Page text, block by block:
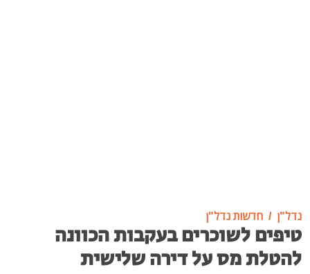
נדל"ן חדשות נדל"ן
טיפים לשוכרים בעקבות הכוונה
להטלת מס על דירה שלישית